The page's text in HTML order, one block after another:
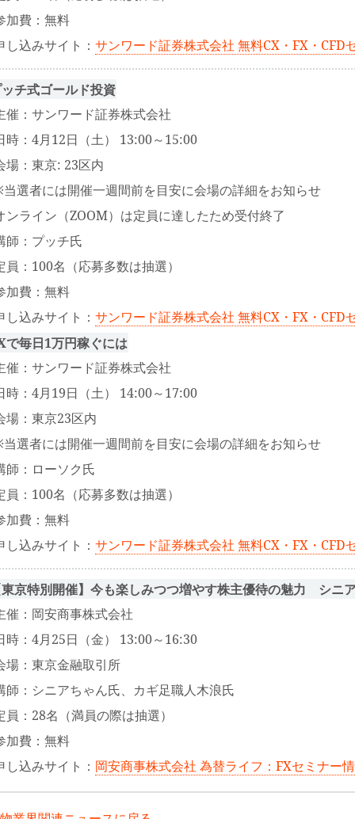
加費：無料
し込みサイト： サンワード証券株式会社 無料CX・FX・CFD
チ式ゴールド投資
催：サンワード証券株式会社
時：4月12日（土） 13:00～15:00
場：東京: 23区内
選者には開催一週間前を目安に会場の詳細をお知らせ
ンライン（ZOOM）は定員に達したため受付終了
師：プッチ氏
員：100名（応募多数は抽選）
加費：無料
し込みサイト： サンワード証券株式会社 無料CX・FX・CFD
で毎日1万円稼ぐには
催：サンワード証券株式会社
時：4月19日（土） 14:00～17:00
場：東京23区内
選者には開催一週間前を目安に会場の詳細をお知らせ
師：ローソク氏
員：100名（応募多数は抽選）
加費：無料
し込みサイト： サンワード証券株式会社 無料CX・FX・CFD
京特別開催】今も楽しみつつ増やす株主優待の魅力 シニ
催：岡安商事株式会社
時：4月25日（金） 13:00～16:30
場：東京金融取引所
師：シニアちゃん氏、カギ足職人木浪氏
員：28名（満員の際は抽選）
加費：無料
し込みサイト： 岡安商事株式会社 為替ライフ：FXセミナー